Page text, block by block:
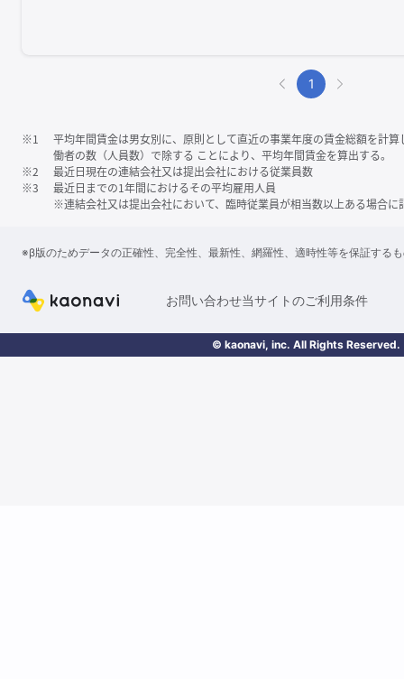
1
※1
平均年間賃金は男女別に、原則として直近の事業年度の賃金総額を計
働者の数（人員数）で除する ことにより、平均年間賃金を算出する。
※2
最近日現在の連結会社又は提出会社における従業員数
※3
最近日までの1年間におけるその平均雇用人員
※連結会社又は提出会社において、臨時従業員が相当数以上ある場合に
※β版のためデータの正確性、完全性、最新性、網羅性、適時性等を保証する
お問い合わせ当サイトのご利用条件
© kaonavi, inc. All Rights Reserved.